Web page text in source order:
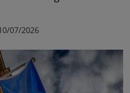
07/2026